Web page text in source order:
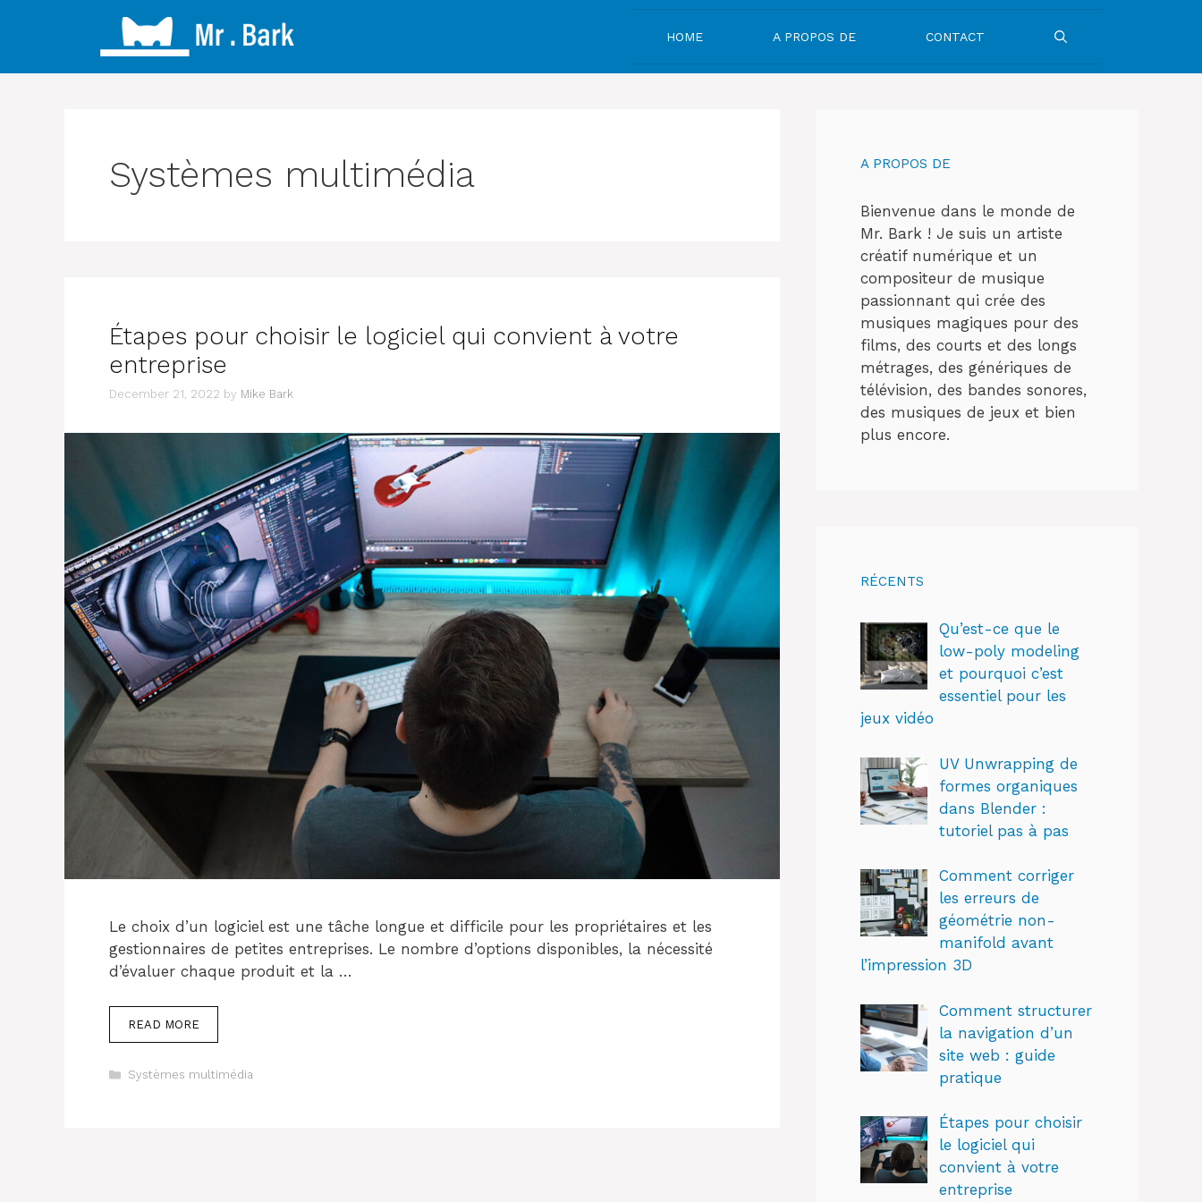
HOME A PROPOS DE CONTACT
Systèmes multimédia
Étapes pour choisir le logiciel qui convient à votre
entreprise
December 21, 2022 by Mike Bark
Le choix d’un logiciel est une tâche longue et difficile pour les propriétaires et les
gestionnaires de petites entreprises. Le nombre d’options disponibles, la nécessité
d’évaluer chaque produit et la …
READ MORE
Categories
Systèmes multimédia
A PROPOS DE
Bienvenue dans le monde de
Mr. Bark ! Je suis un artiste
créatif numérique et un
compositeur de musique
passionnant qui crée des
musiques magiques pour des
films, des courts et des longs
métrages, des génériques de
télévision, des bandes sonores,
des musiques de jeux et bien
plus encore.
RÉCENTS
Qu’est-ce que le
low-poly modeling
et pourquoi c’est
essentiel pour les
jeux vidéo
UV Unwrapping de
formes organiques
dans Blender :
tutoriel pas à pas
Comment corriger
les erreurs de
géométrie non-
manifold avant
l’impression 3D
Comment structurer
la navigation d’un
site web : guide
pratique
Étapes pour choisir
le logiciel qui
convient à votre
entreprise